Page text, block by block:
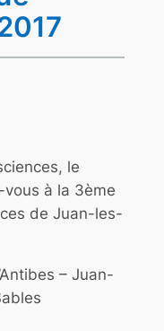
le
vous à la 3ème
de Juan-les-
– Juan-